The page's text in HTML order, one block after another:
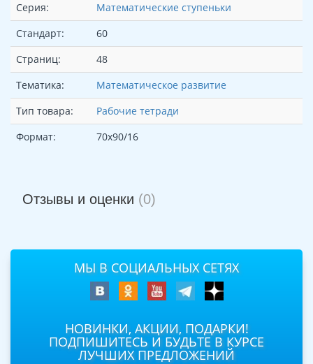
Серия:
Математические ступеньки
Стандарт:
60
Страниц:
48
Тематика:
Математическое развитие
Тип товара:
Рабочие тетради
Формат:
70x90/16
Отзывы и оценки (0)
МЫ В СОЦИАЛЬНЫХ СЕТЯХ
НОВИНКИ, АКЦИИ, ПОДАРКИ!
ПОДПИШИТЕСЬ И БУДЬТЕ В КУРСЕ
ЛУЧШИХ ПРЕДЛОЖЕНИЙ